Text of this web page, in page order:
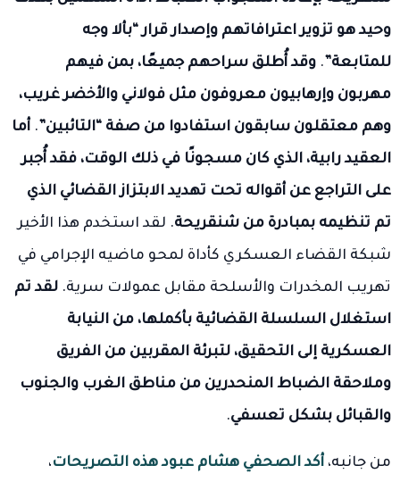
وحيد هو تزوير اعترافاتهم وإصدار قرار “بألا وجه
للمتابعة” . وقد أُطلق سراحهم جميعًا، بمن فيهم
مهربون وإرهابيون معروفون مثل فولاني والأخضر غريب،
وهم معتقلون سابقون استفادوا من صفة “التائبين” . أما
العقيد رابية، الذي كان مسجونًا في ذلك الوقت، فقد أُجبر
على التراجع عن أقواله تحت تهديد الابتزاز القضائي الذي
تم تنظيمه بمبادرة من شنقريحة. لقد استخدم هذا الأخير
شبكة القضاء العسكري كأداة لمحو ماضيه الإجرامي في
تهريب المخدرات والأسلحة مقابل عمولات سرية. لقد تم
استغلال السلسلة القضائية بأكملها، من النيابة
العسكرية إلى التحقيق، لتبرئة المقربين من الفريق
وملاحقة الضباط المنحدرين من مناطق الغرب والجنوب
والقبائل بشكل تعسفي.
من جانبه، أكد الصحفي هشام عبود هذه التصريحات،